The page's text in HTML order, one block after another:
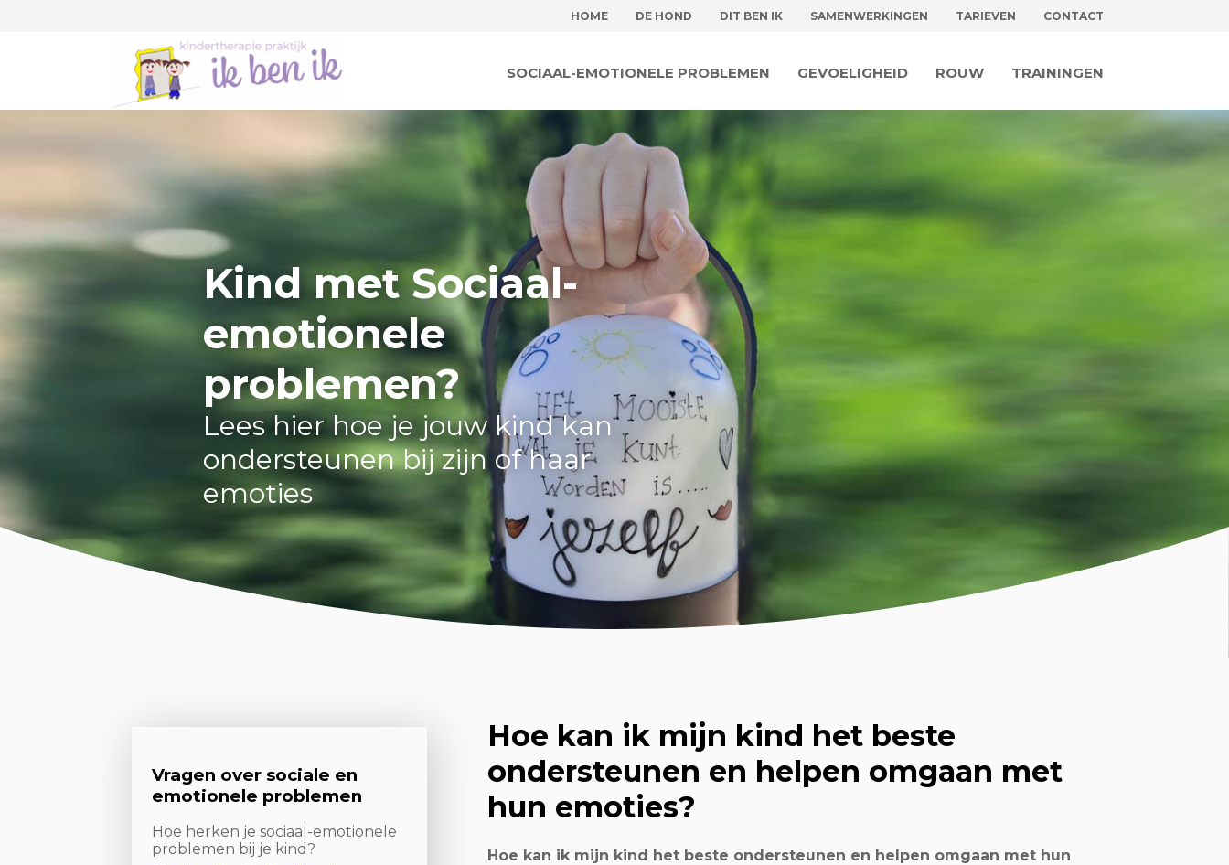
HOME DE HOND DIT BEN IK SAMENWERKINGEN TARIEVEN CONTACT
SOCIAAL-EMOTIONELE PROBLEMEN GEVOELIGHEID ROUW TRAININGEN
Kind met Sociaal-
emotionele
problemen?
Lees hier hoe je jouw kind kan
ondersteunen bij zijn of haar
emoties
Vragen over sociale en
emotionele problemen
Hoe herken je sociaal-emotionele
problemen bij je kind?
Hoe kan ik mijn kind het beste
ondersteunen en helpen omgaan met
hun emoties?
Hoe kan ik mijn kind het beste ondersteunen en helpen omgaan met hun